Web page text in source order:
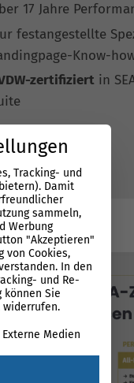
17 Jahre
festangestellte
Know-
zertifiziert in
Tracking- und
Damit
sammeln,
Werbung
"Akzeptieren"
von Cookies,
In den
und Re-
können Sie
Gruppen, für die
Externe Medien